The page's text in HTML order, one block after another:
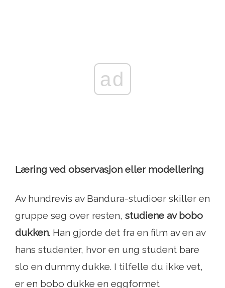
ad
Læring ved observasjon eller modellering
Av hundrevis av Bandura-studioer skiller en
gruppe seg over resten, studiene av bobo
dukken. Han gjorde det fra en film av en av
hans studenter, hvor en ung student bare
slo en dummy dukke. I tilfelle du ikke vet,
er en bobo dukke en eggformet